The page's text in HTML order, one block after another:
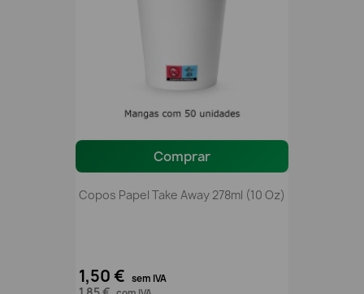
Comprar
Copos Papel Take Away 278ml (10 Oz)
1,50 € sem IVA